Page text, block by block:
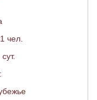
чел.